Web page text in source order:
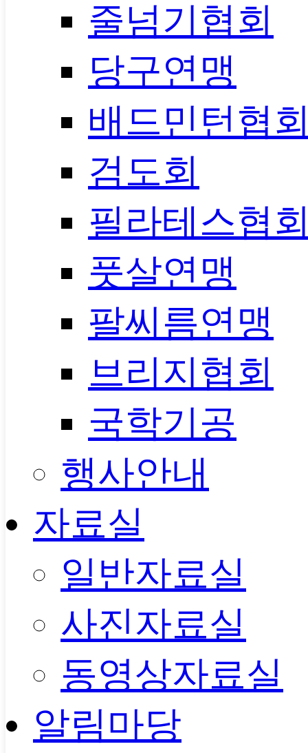
줄넘기협회
당구연맹
배드민턴협
검도회
필라테스협
풋살연맹
팔씨름연맹
브리지협회
국학기공
행사안내
자료실
일반자료실
사진자료실
동영상자료실
알림마당